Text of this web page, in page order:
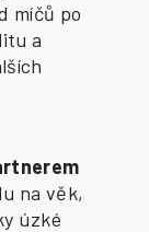
míčů po
a
na věk,
úzké